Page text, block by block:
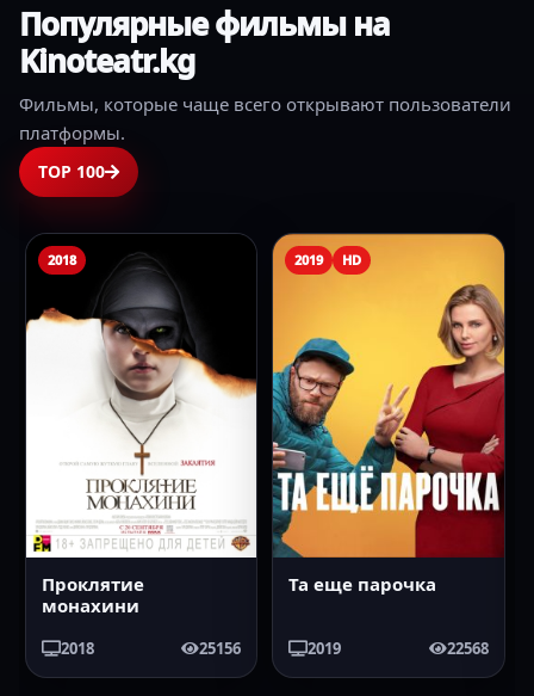
Популярные фильмы на
Kinoteatr.kg
Фильмы, которые чаще всего открывают пользователи
платформы.
TOP 100
2018
Проклятие
монахини
2018 25156
2019 HD
Та еще парочка
2019 22568